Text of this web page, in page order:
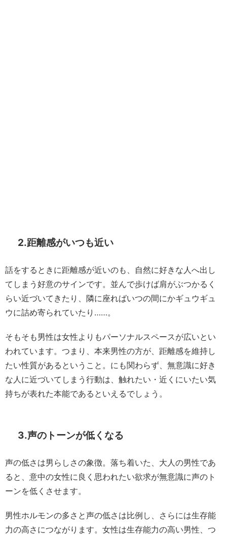
2.距離感がいつも近い
話をするときに距離感が近いのも、自然に好きな人へ出し
てしまう好意のサインです。並んで歩けば肩がぶつかるく
らい近づいてきたり、隣に座ればいつの間にかギュウギュ
ウに詰め寄られていたり……。
そもそも男性は女性よりもパーソナルスペースが広いとい
われています。つまり、本来男性の方が、距離感を維持し
たい性質があるということ。にも関わらず、無意識に好き
な人に近づいてしまう行動は、触れたい・近くにいたい気
持ちが表れた本能であるといえるでしょう。
3.声のトーンが低くなる
声の低さは男らしさの象徴。落ち着いた、大人の男性であ
ると、意中の女性に良く思われたい欲求が無意識に声のト
ーンを低くさせます。
男性ホルモンの多さと声の低さは比例し、さらには生存能
力の高さにつながります。女性は生存能力の高い男性、つ